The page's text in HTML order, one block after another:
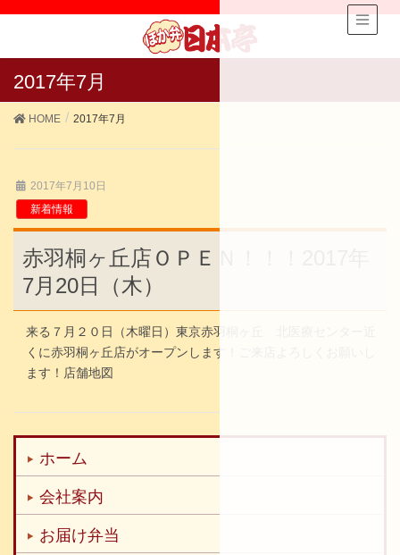
2017年7月
HOME 2017年7月
2017年7月10日
新着情報
赤羽桐ヶ丘店ＯＰＥＮ！！！2017年
7月20日（木）
来る７月２０日（木曜日）東京赤羽桐ヶ丘 北医療センター近
くに赤羽桐ヶ丘店がオープンします！ご来店よろしくお願いし
ます！店舗地図
ホーム
会社案内
お届け弁当